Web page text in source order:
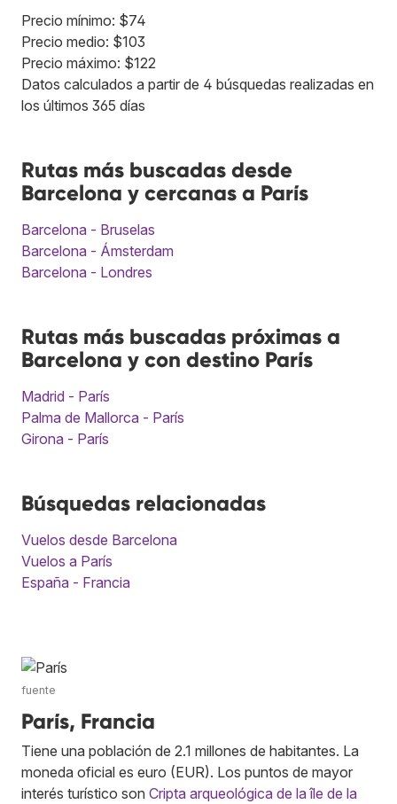
Precio mínimo: $74
Precio medio: $103
Precio máximo: $122
Datos calculados a partir de 4 búsquedas realizadas en
los últimos 365 días
Rutas más buscadas desde
Barcelona y cercanas a París
Barcelona - Bruselas
Barcelona - Ámsterdam
Barcelona - Londres
Rutas más buscadas próximas a
Barcelona y con destino París
Madrid - París
Palma de Mallorca - París
Girona - París
Búsquedas relacionadas
Vuelos desde Barcelona
Vuelos a París
España - Francia
fuente
París, Francia
Tiene una población de 2.1 millones de habitantes. La
moneda oficial es euro (EUR). Los puntos de mayor
interés turístico son Cripta arqueológica de la île de la